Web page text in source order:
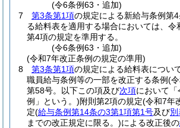
(令6条例63・追加)
7
第3条第1項の規定による新給与条例第
る給料表を適用する場合においては、令
第4項の規定を準用する。
(令6条例63・追加)
(令和7年改正条例の規定の準用)
8
第3条第1項の規定による給料表につい
職員給与条例等の一部を改正する条例(
第58号。以下この項及び次項において
例」という。)附則第2項の規定(令和7年
定(給与条例第14条の3第1項第1号及び別
までの改正規定に限る。)による改正後の